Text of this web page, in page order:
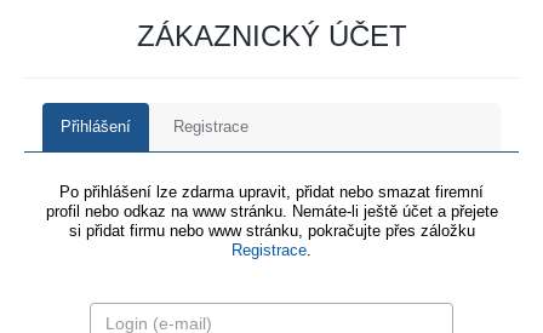
ZÁKAZNICKÝ ÚČET
Přihlášení Registrace
Po přihlášení lze zdarma upravit, přidat nebo smazat firemní
profil nebo odkaz na www stránku. Nemáte-li ještě účet a přejete
si přidat firmu nebo www stránku, pokračujte přes záložku
Registrace.